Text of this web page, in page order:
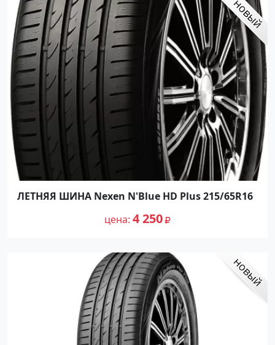
ЛЕТНЯЯ ШИНА Nexen N'Blue HD Plus 215/65R16
цена 4 250